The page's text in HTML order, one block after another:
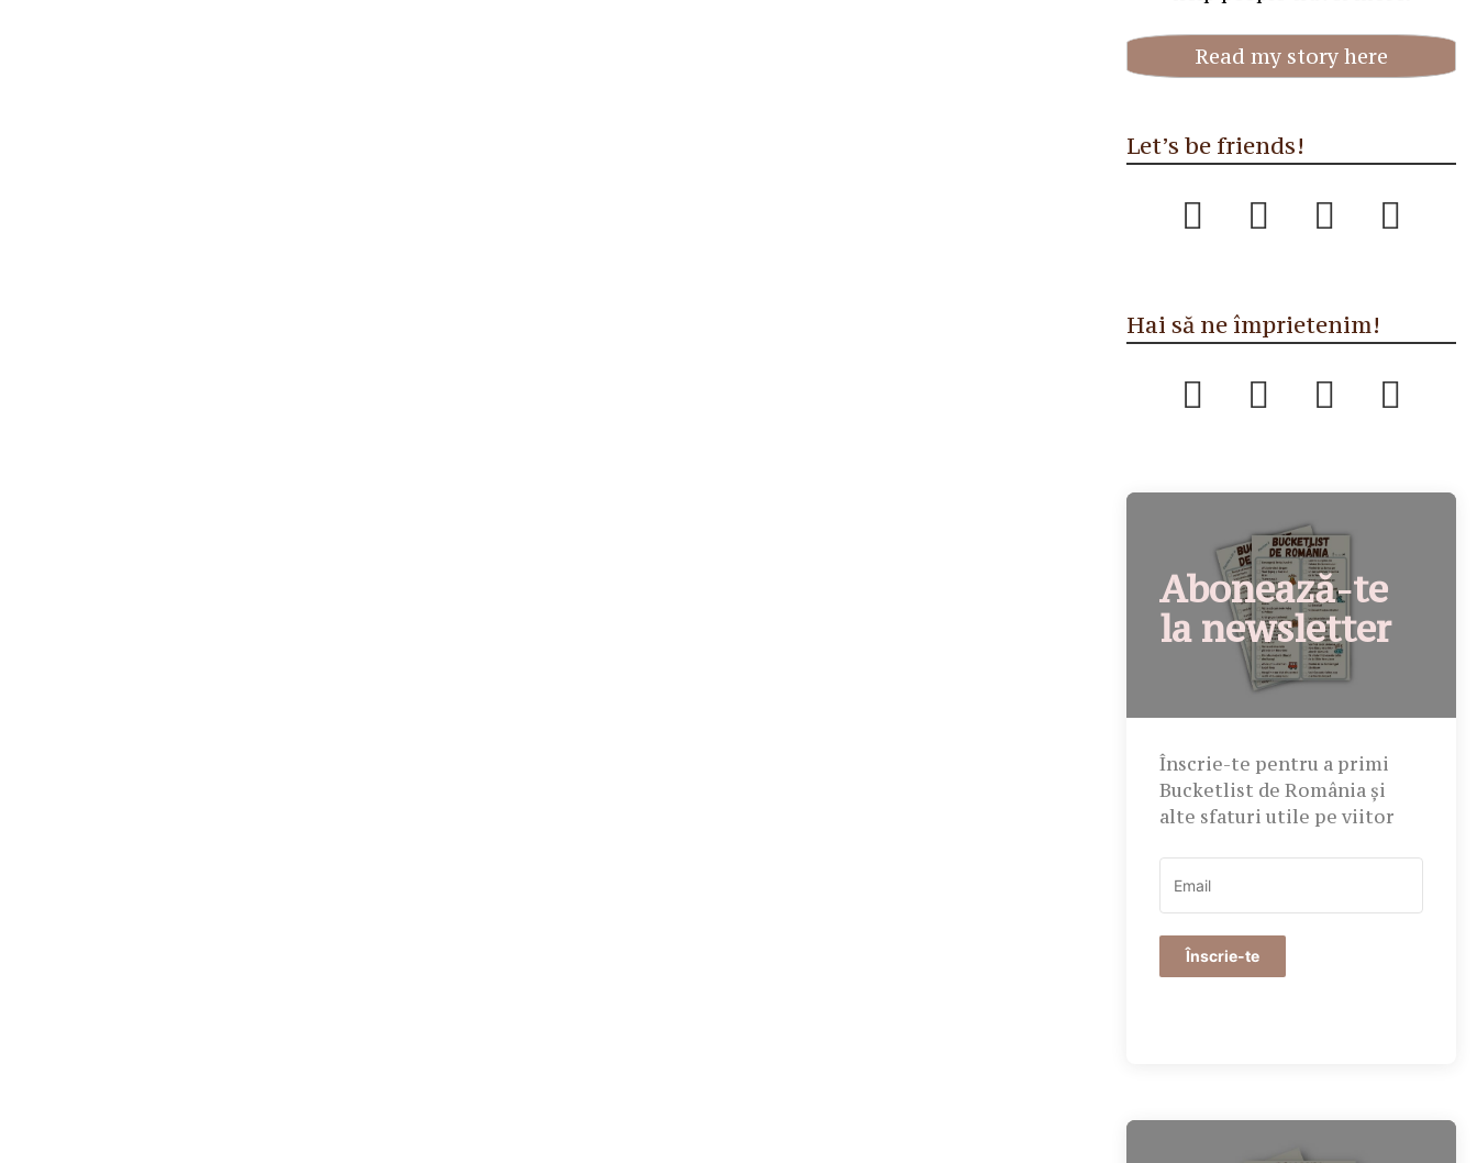
Read my story here
Let’s be friends!
Hai să ne împrietenim!
Abonează-te
la newsletter
Înscrie-te pentru a primi
Bucketlist de România și
alte sfaturi utile pe viitor
Înscrie-te